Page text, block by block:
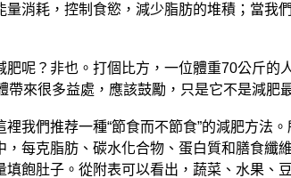
消耗，控制食慾，減少脂肪的堆積；當
呢？非也。打個比方，一位體重70公斤
來很多益處，應該鼓勵，只是它不是減肥
我們推荐一種“節食而不節食”的減肥方
每克脂肪、碳水化合物、蛋白質和膳食
飽肚子。從附表可以看出，蔬菜、水果